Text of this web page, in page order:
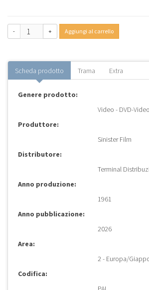
- + Aggiungi al carrello
Scheda prodotto Trama Extra
Genere prodotto:
Video - DVD-Video
Produttore:
Sinister Film
Distributore:
Terminal
Anno produzione:
1961
Anno pubblicazione:
2026
Area:
2 - Europa/
Codifica: